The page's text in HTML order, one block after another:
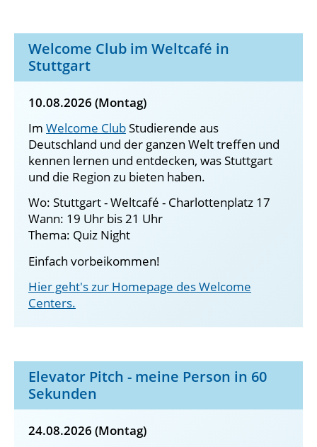
Welcome Club im Weltcafé in
Stuttgart
10.08.2026 (Montag)
Im Welcome ClubStudierende aus
Deutschland und der ganzen Welt treffen und
kennen lernen und entdecken, was Stuttgart
und die Region zu bieten haben.
Wo: Stuttgart - Weltcafé - Charlottenplatz 17
Wann: 19 Uhr bis 21 Uhr
Thema: Quiz Night
Einfach vorbeikommen!
Hier geht's zur Homepage des Welcome
Centers.
Elevator Pitch - meine Person in 60
Sekunden
24.08.2026 (Montag)